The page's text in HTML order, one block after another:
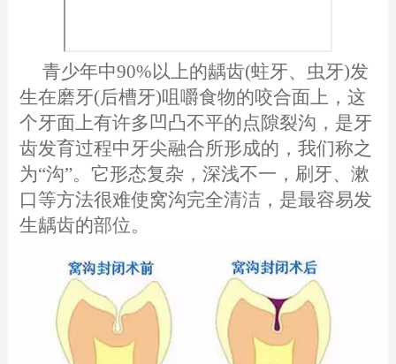
青少年中90%以上的龋齿(蛀牙、虫牙)发
生在磨牙(后槽牙)咀嚼食物的咬合面上，这
个牙面上有许多凹凸不平的点隙裂沟，是牙
齿发育过程中牙尖融合所形成的，我们称之
为“沟”。它形态复杂，深浅不一，刷牙、漱
口等方法很难使窝沟完全清洁，是最容易发
生龋齿的部位。